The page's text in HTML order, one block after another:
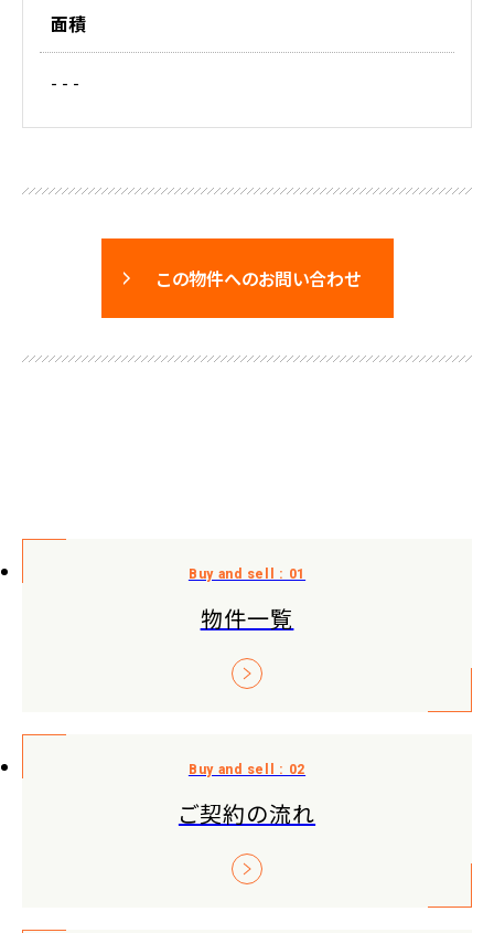
面積
- - -
この物件へのお問い合わせ
物件一覧
ご契約の流れ